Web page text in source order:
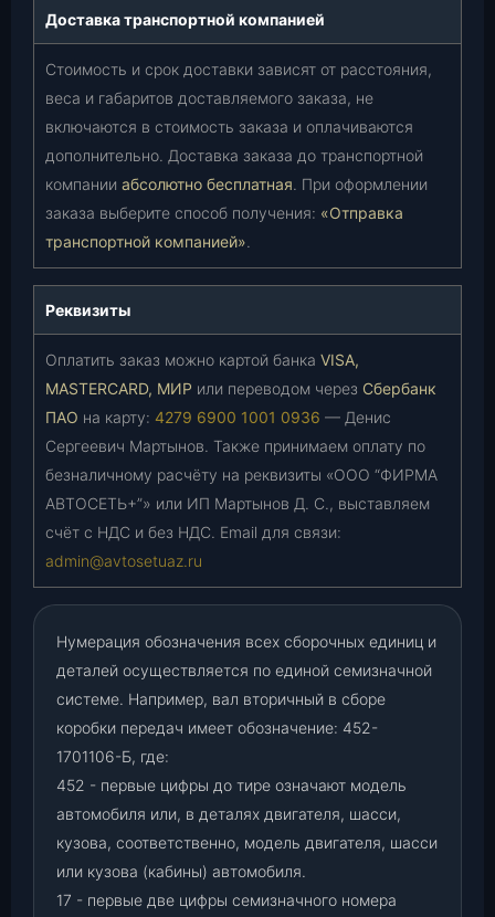
Доставка транспортной компанией
Стоимость и срок доставки зависят от расстояния,
веса и габаритов доставляемого заказа, не
включаются в стоимость заказа и оплачиваются
дополнительно. Доставка заказа до транспортной
компании абсолютно бесплатная. При оформлении
заказа выберите способ получения: «Отправка
транспортной компанией».
Реквизиты
Оплатить заказ можно картой банка VISA,
MASTERCARD, МИР или переводом через Сбербанк
ПАО на карту: 4279 6900 1001 0936 — Денис
Сергеевич Мартынов. Также принимаем оплату по
безналичному расчёту на реквизиты «ООО “ФИРМА
АВТОСЕТЬ+”» или ИП Мартынов Д. С., выставляем
счёт с НДС и без НДС. Email для связи:
admin@avtosetuaz.ru
Нумерация обозначения всех сборочных единиц и
деталей осуществляется по единой семизначной
системе. Например, вал вторичный в сборе
коробки передач имеет обозначение: 452-
1701106-Б, где:
452 - первые цифры до тире означают модель
автомобиля или, в деталях двигателя, шасси,
кузова, соответственно, модель двигателя, шасси
или кузова (кабины) автомобиля.
17 - первые две цифры семизначного номера